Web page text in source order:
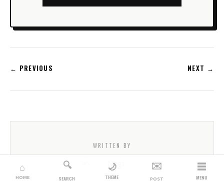
← PREVIOUS NEXT →
WRITTEN BY
⌂
HOME
🔍
SEARCH
🌙
THEME
✉️
POST
☰
MENU